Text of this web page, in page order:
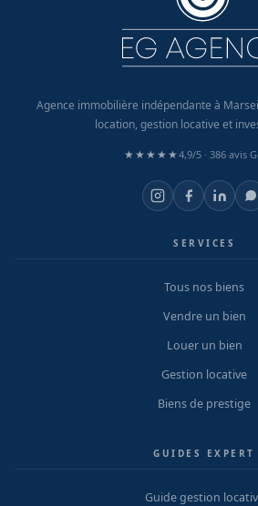
Agence immobilière indépendante à
location, gestion locative et
★★★★★4,9/5 · 386 avis
SERVICES
Tous nos biens
Vendre un bien
Louer un bien
Gestion locative
Biens de prestige
GUIDES EXPERT
Guide gestion